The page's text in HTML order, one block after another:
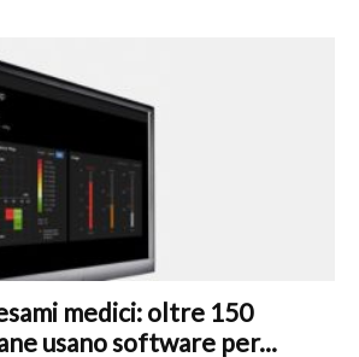
medici: oltre 150
usano software per...